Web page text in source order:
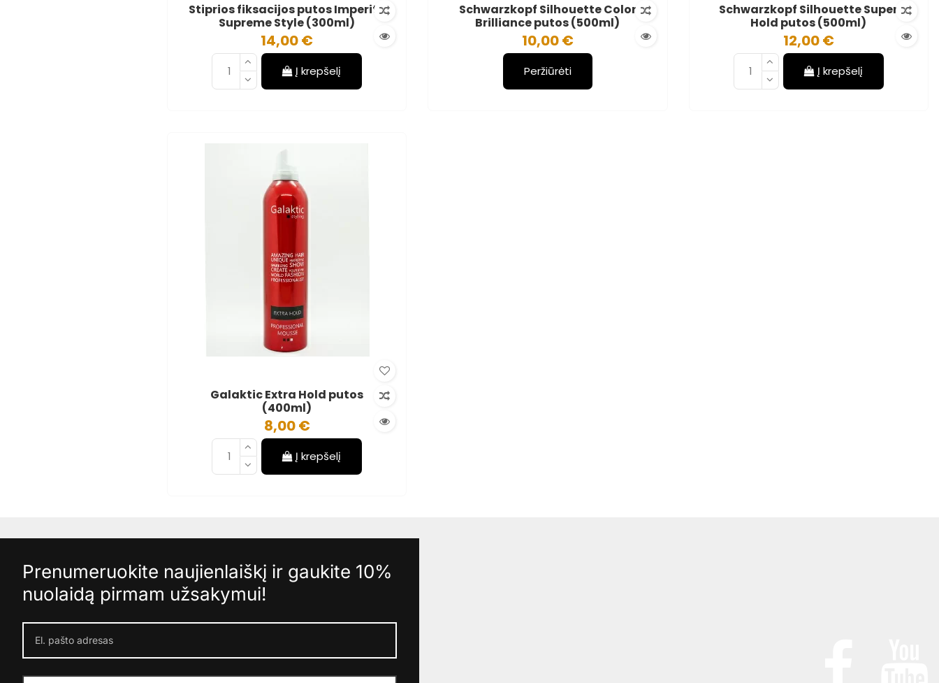
Stiprios fiksacijos putos Imperity
Supreme Style (300ml)
14,00 €
Į krepšelį
Schwarzkopf Silhouette Color
Brilliance putos (500ml)
10,00 €
Peržiūrėti
Schwarzkopf Silhouette Super
Hold putos (500ml)
12,00 €
Į krepšelį
Galaktic Extra Hold putos
(400ml)
8,00 €
Į krepšelį
Prenumeruokite naujienlaiškį ir gaukite 10%
nuolaidą pirmam užsakymui!